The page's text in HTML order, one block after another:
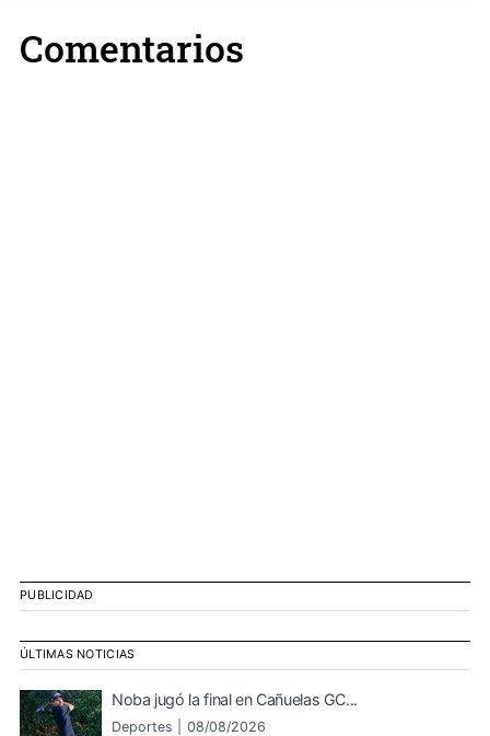
Comentarios
PUBLICIDAD
ÚLTIMAS NOTICIAS
Noba jugó la final en Cañuelas GC...
Deportes | 08/08/2026